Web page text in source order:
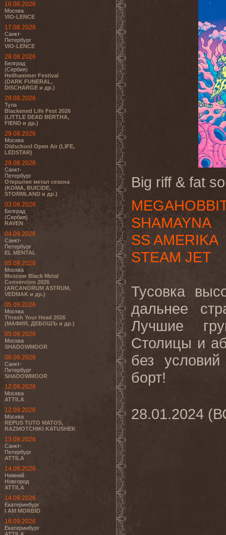
16.08.2026
Москва
VIO-LENCE
17.08.2026
Санкт-
Петербург
VIO-LENCE
28.08.2026
Белград
(Сербия)
Hellhammer Festival
(DARK FUNERAL,
DISCHARGE и др.)
29.08.2026
Тула
Blackened Life Fest 2026
(LITTLE DEAD BERTHA,
FIEND и др.)
29.08.2026
Москва
Oldschool Open Air (LIFE,
LEDSTAR)
29.08.2026
Санкт-
Петербург
Открытие метал сезона
(KOMA, BUICIDE,
STORMLAND и др.)
03.09.2026
Белград
(Сербия)
RAVEN
04.09.2026
Санкт-
Петербург
EL MENTAL
05.09.2026
Москва
Moscow Black Metal
Convention 2026
(ARCANORUM ASTRUM,
VEDMAK и др.)
05.09.2026
Москва
Thrash Your Head 2026
(МАФИЯ, ДЕБОШЪ и др.)
05.09.2026
Москва
SHADOWMOOR
06.09.2026
Санкт-
Петербург
SHADOWMOOR
12.09.2026
Москва
ATTILA
12.09.2026
Москва
REPUS TUTO MATOS,
RAZMOTCHIKI KATUSHEK
13.09.2026
Санкт-
Петербург
ATTILA
14.09.2026
Нижний
Новгород
ATTILA
14.09.2026
Екатеринбург
I AM MORBID
16.09.2026
Екатеринбург
Big riff & fat
SHAMAYNA
SS AMERIKA
STEAM JET
Тусовка
дальнее
Лучшие
Столицы и
без
борт!
28.01.2024